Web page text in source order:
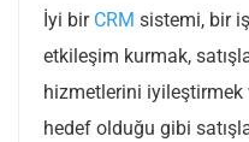
İyi bir CRM sistemi, bir
etkileşim kurmak,
hizmetlerini
hedef olduğu gibi